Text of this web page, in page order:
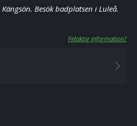
Besök badplatsen i Luleå.
Felaktig information?